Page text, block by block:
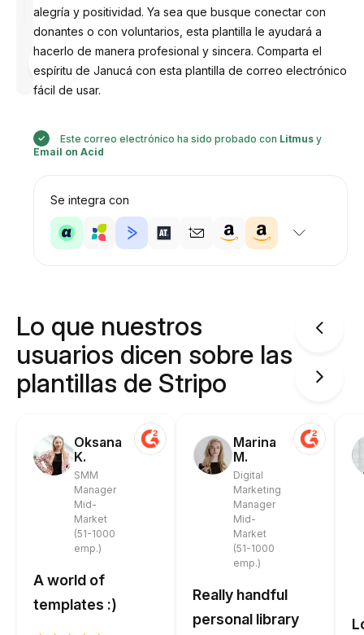
Diseñado
Anastasiia
alegría y positividad. Ya sea que busque conectar con
donantes o con voluntarios, esta plantilla le ayudará a
hacerlo de manera profesional y sincera. Comparta el
espíritu de Janucá con esta plantilla de correo electrónico
fácil de usar.
Este correo electrónico ha sido probado con Litmusy
Email on Acid
Se integra con
Lo que nuestros
usuarios dicen sobre las
plantillas de Stripo
Oksana
K.
SMM
Manager
Mid-
Market
(51-1000
emp.)
A world of
templates :)
Marina
M.
Digital
Marketing
Manager
Mid-
Market
(51-1000
emp.)
Really handful
personal library